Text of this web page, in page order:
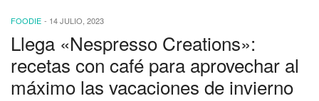
FOODIE - 14 JULIO, 2023
Llega «Nespresso Creations»:
recetas con café para aprovechar al
máximo las vacaciones de invierno